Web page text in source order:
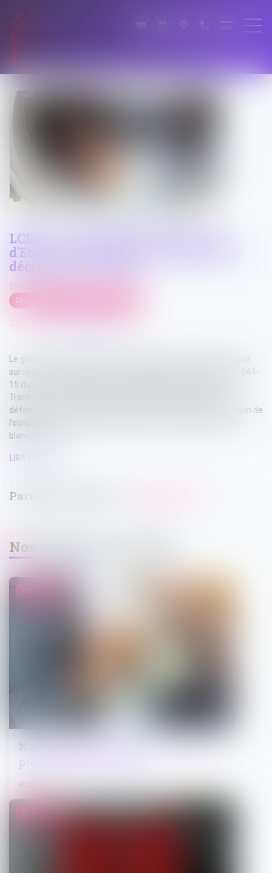
LCB-FT : interprétation du Conseil
d'Etat sur la portée de l'obligation de
déclaration à Tracfin
Droit pénal
Le gouvernement a saisi le Conseil d’État d’une demande d’avis
sur la portée de l’obligation de déclaration prévue à l’article L. 561-
15 du Code monétaire et financier (déclaration de soupçon à
Tracfin). En effet, certains des professionnels assujettis
défendent une interprétation restrictive du champ d’application de
l’obligation déclarative qui devrait se limiter aux soupçons de
blanchiment...
LIRE LA SUITE
Nos dernières actualités
Narcotrafic Proposition de loi sortir du
piège du trafic de drogue
05/03/2025
Droit pénal
Droit public